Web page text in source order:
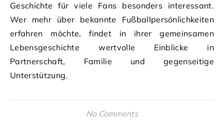
Geschichte für viele Fans besonders interessant.
Wer mehr über bekannte Fußballpersönlichkeiten
erfahren möchte, findet in ihrer gemeinsamen
Lebensgeschichte wertvolle Einblicke in
Partnerschaft, Familie und gegenseitige
Unterstützung.
No Comments